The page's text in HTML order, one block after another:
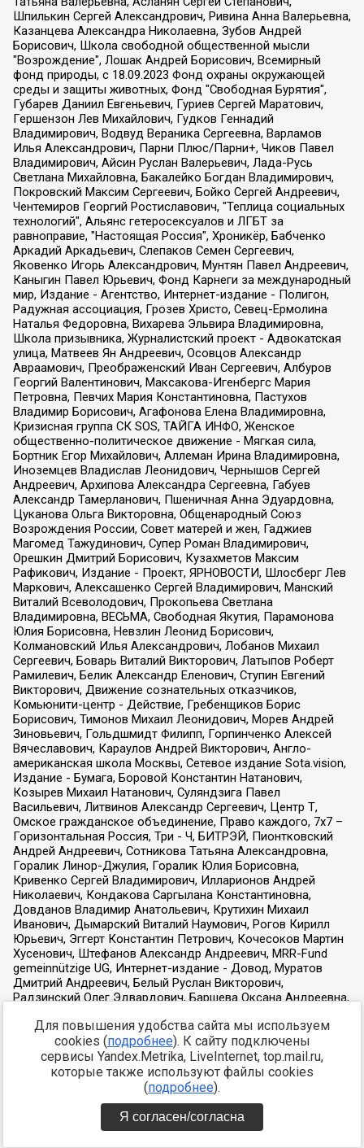
Для повышения удобства сайта мы используем
cookies (подробнее). К сайту подключены
сервисы Yandex.Metrika, LiveInternet, top.mail.ru,
которые также используют файлы cookies
(подробнее).
Я согласен/согласна